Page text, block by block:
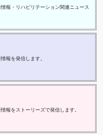
報・リハビリテーション関連ニュース
報を発信します。
報をストーリーズで発信します。